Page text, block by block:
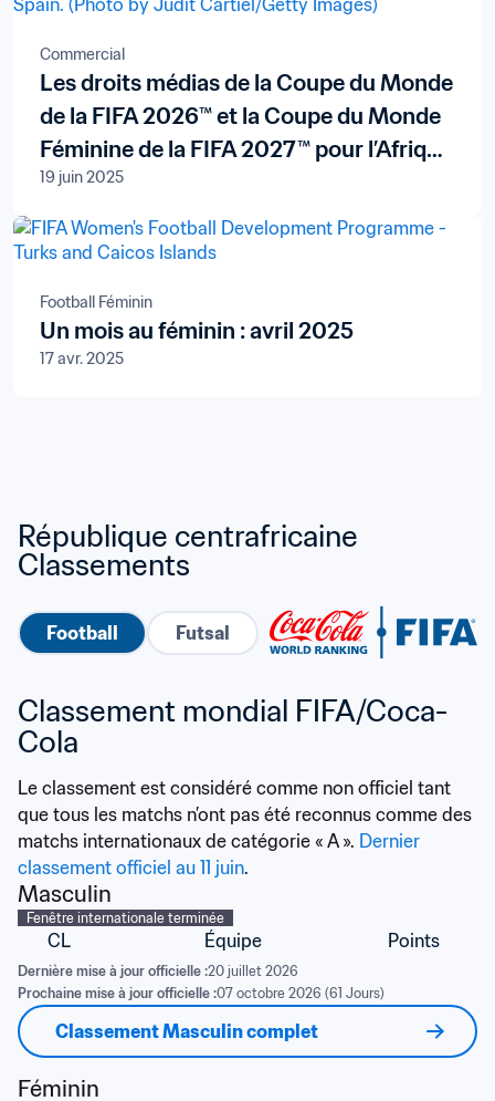
Commercial
Les droits médias de la Coupe du Monde
de la FIFA 2026™ et la Coupe du Monde
Féminine de la FIFA 2027™ pour l’Afrique
subsaharienne renouvelés avec le
diffuseur panafricain New World
Televisions S.A.
19 juin 2025
Football Féminin
Un mois au féminin : avril 2025
17 avr. 2025
République centrafricaine
Classements
Football Futsal
Classement mondial FIFA/Coca-
Cola
Le classement est considéré comme non officiel tant
que tous les matchs n’ont pas été reconnus comme des
matchs internationaux de catégorie « A ». Dernier
classement officiel au 11 juin.
Masculin
Fenêtre internationale terminée
CL Équipe Points
Dernière mise à jour officielle :20 juillet 2026
Prochaine mise à jour officielle :07 octobre 2026 (61 Jours)
Classement Masculin complet
Féminin